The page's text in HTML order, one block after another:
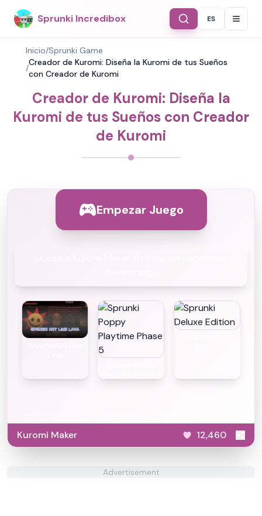
Sprunki Incredibox Select
ES
Inicio/Sprunki Game
/
Creador de Kuromi: Diseña la Kuromi de tus Sueños
con Creador de Kuromi
Creador de Kuromi: Diseña la
Kuromi de tus Sueños con Creador
de Kuromi
Empezar Juego
Kuromi Maker 12,460
Advertisement